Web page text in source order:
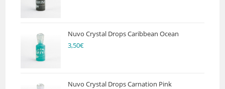
Nuvo Crystal Drops Caribbean Ocean
3,50€
Nuvo Crystal Drops Carnation Pink